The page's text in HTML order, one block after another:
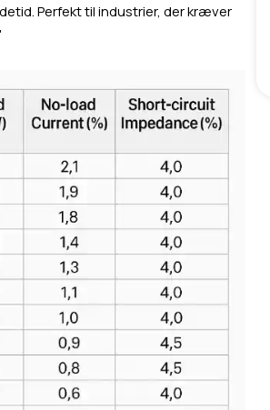
Perfekt til industrier, der kræver